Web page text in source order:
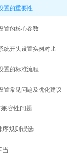
置的重要性
置的核心参数
统开头设置实例对比
置的标准流程
置常见问题及优化建议
容性问题
序规则误选
当